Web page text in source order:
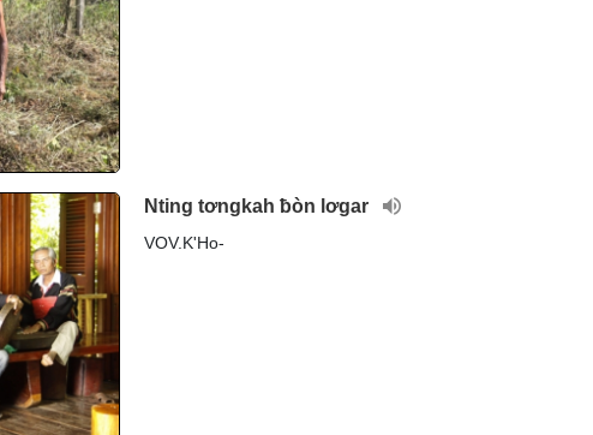
Nting tơngkah ƀòn lơgar
VOV.K'Ho-